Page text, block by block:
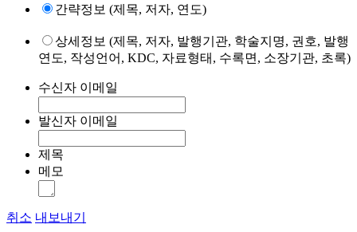
간략정보 (제목, 저자, 연도)
상세정보 (제목, 저자, 발행기관, 학술지명, 권호, 발행
연도, 작성언어, KDC, 자료형태, 수록면, 소장기관, 초록)
수신자 이메일
발신자 이메일
제목
메모
취소 내보내기